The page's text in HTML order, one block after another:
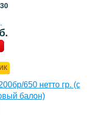
650 нетто гр. (с
балон)